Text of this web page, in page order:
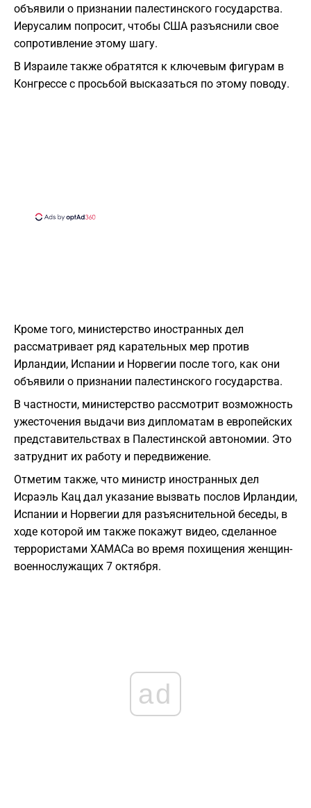
объявили о признании палестинского государства.
Иерусалим попросит, чтобы США разъяснили свое
сопротивление этому шагу.
В Израиле также обратятся к ключевым фигурам в
Конгрессе с просьбой высказаться по этому поводу.
Кроме того, министерство иностранных дел
рассматривает ряд карательных мер против
Ирландии, Испании и Норвегии после того, как они
объявили о признании палестинского государства.
В частности, министерство рассмотрит возможность
ужесточения выдачи виз дипломатам в европейских
представительствах в Палестинской автономии. Это
затруднит их работу и передвижение.
Отметим также, что министр иностранных дел
Исраэль Кац дал указание вызвать послов Ирландии,
Испании и Норвегии для разъяснительной беседы, в
ходе которой им также покажут видео, сделанное
террористами ХАМАСа во время похищения женщин-
военнослужащих 7 октября.
ad